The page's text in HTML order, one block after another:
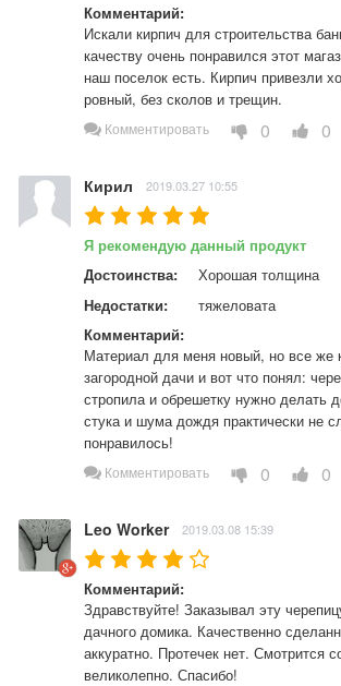
Комментарий:
Искали кирпич для строительства
качеству очень понравился этот
наш поселок есть. Кирпич привезли
ровный, без сколов и трещин.
Комментировать 0 0
Кирил 2019.03.27 10:55
Я рекомендую данный продукт
Достоинства:
Хорошая толщина
Недостатки:
тяжеловата
Комментарий:
Материал для меня новый, но все же
загородной дачи и вот что понял:
стропила и обрешетку нужно делать
стука и шума дождя практически не
понравилось!
Комментировать 0 0
Leo Worker 2019.03.08 15:39
Комментарий:
Здравствуйте! Заказывал эту
дачного домика. Качественно
аккуратно. Протечек нет. Смотрится
великолепно. Спасибо!